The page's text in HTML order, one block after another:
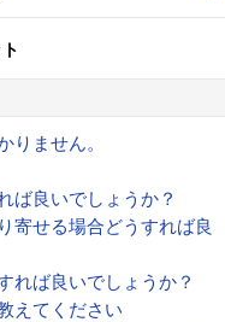
りません。
ば良いでしょうか？
寄せる場合どうすれば良
れば良いでしょうか？
えてください